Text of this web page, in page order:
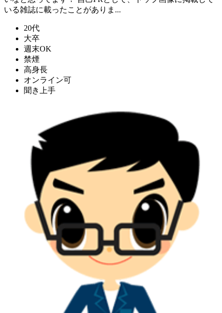
いる雑誌に載ったことがありま...
20代
大卒
週末OK
禁煙
高身長
オンライン可
聞き上手